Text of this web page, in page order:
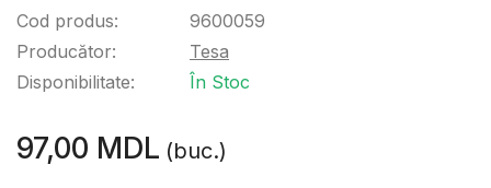
Cod produs:
Producător:
Disponibilitate:
9600059
Tesa
În Stoc
97,00 MDL (buc.)